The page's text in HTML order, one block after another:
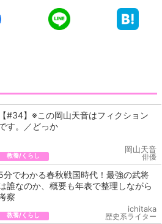
【#34】※この岡山天音はフィクション
す。／どっか
教養/くらし
岡山天音
俳優
分でわかる春秋戦国時代！最強の武将
誰なのか、概要も年表で整理しながら
察
教養/くらし
ichitaka
歴史系ライター